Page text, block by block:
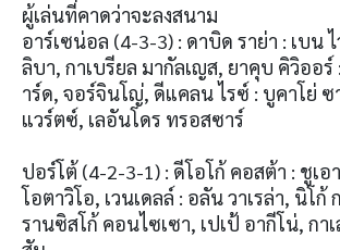
ผู้เล่นที่คาดว่าจะลงสนาม
อาร์เซน่อล (4-3-3) : ดาบิด ราย่า : เบน
ลิบา, กาเบรียล มากัลเญส, ยาคุบ คิวิออร์
าร์ด, จอร์จินโญ่, ดีแคลน ไรซ์ : บูคาโย่ ซ
แวร์ตซ์, เลอันโดร ทรอสซาร์
ปอร์โต้ (4-2-3-1) : ดีโอโก้ คอสต้า : ชูเอ
โอตาวิโอ, เวนเดลล์ : อลัน วาเรล่า, นิโก้
รานซิสโก้ คอนไซเซา, เปเป้ อากีโน่, กา